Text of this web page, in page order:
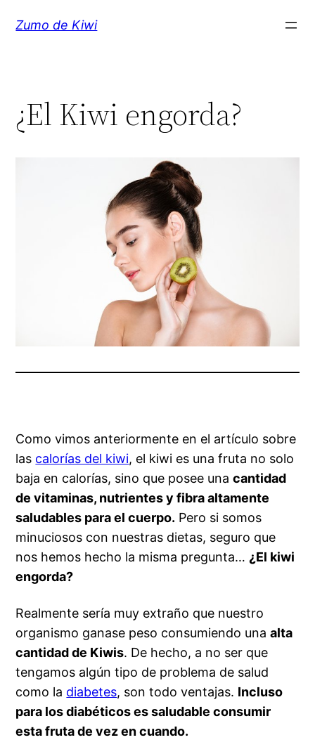
Zumo de Kiwi
¿El Kiwi engorda?
Como vimos anteriormente en el artículo sobre
las calorías del kiwi, el kiwi es una fruta no solo
baja en calorías, sino que posee unacantidad
de vitaminas, nutrientes y fibra altamente
saludables para el cuerpo. Pero si somos
minuciosos con nuestras dietas, seguro que
nos hemos hecho la misma pregunta… ¿El kiwi
engorda?
Realmente sería muy extraño que nuestro
organismo ganase peso consumiendo unaalta
cantidad de Kiwis. De hecho, a no ser que
tengamos algún tipo de problema de salud
como la diabetes, son todo ventajas. Incluso
para los diabéticos es saludable consumir
esta fruta de vez en cuando.